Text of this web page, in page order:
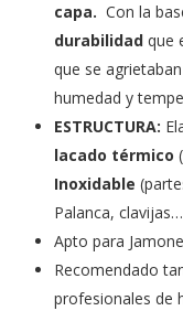
capa. Con la
durabilidad que
que se
humedad y
ESTRUCTURA:
lacado térmico
Inoxidable
Palanca,
Apto para
Recomendado
profesionales de